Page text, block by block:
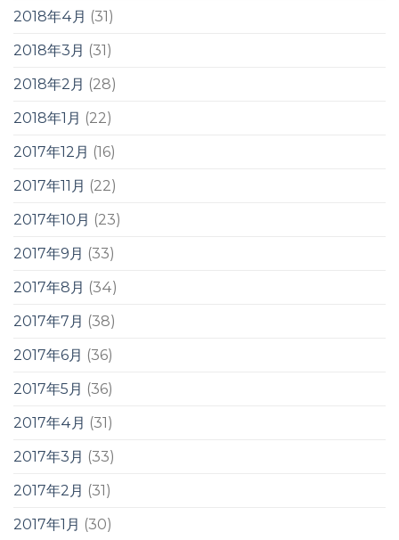
2018年4月 (31)
2018年3月 (31)
2018年2月 (28)
2018年1月 (22)
2017年12月 (16)
2017年11月 (22)
2017年10月 (23)
2017年9月 (33)
2017年8月 (34)
2017年7月 (38)
2017年6月 (36)
2017年5月 (36)
2017年4月 (31)
2017年3月 (33)
2017年2月 (31)
2017年1月 (30)